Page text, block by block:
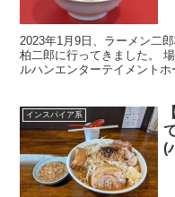
2023年1月9日、ラーメン二
柏二郎に行ってきました。
ルハンエンターテイメント
インスパイア系
(